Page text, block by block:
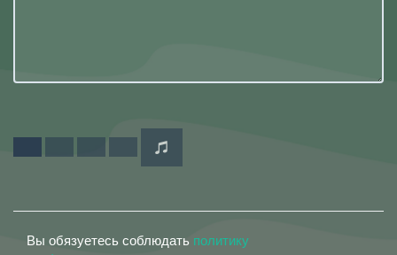
Вы обязуетесь соблюдать политику